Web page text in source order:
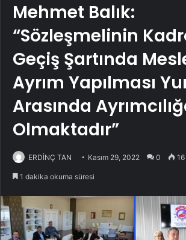
Mehmet Balık:
“Sözleşmelinin
Geçiş Şartında
Ayrım Yapılması
Arasında
Olmaktadır”
ERDİNÇ TAN Kasım 29, 2022 0 16
1 dakika okuma süresi